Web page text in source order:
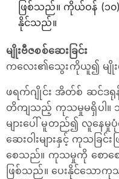
ဖြစ်သည်။ ကိုယ်ဝန် (၁
နိုင်သည်။
မျိုးဗီဇစစ်ဆေးခြင်း
ကလေး၏သွေးကိုယူ၍ မျိုး
ဖရက်ဂျိုင်း အိတ်စ် ဆင်ဒရု
တိကျသည့် ကုသမှုမရှိပါ။ သို့
များပေါ် မူတည်၍ လူနေမှုပုံ
ဆေးဝါးများနှင့် ကုသခြ
စေသည်။ ကုသမှုကို စောစေ
ဖြစ်သည်။ ပေးနိုင်သောကုသ